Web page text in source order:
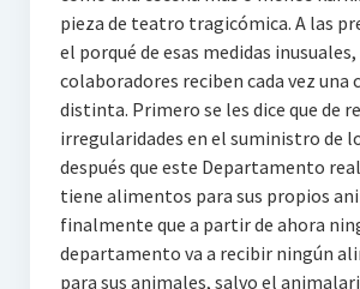
pieza de teatro tragicómica. A las
el porqué de esas medidas
colaboradores reciben cada vez una
distinta. Primero se les dice que de
irregularidades en el suministro de
después que este Departamento
tiene alimentos para sus propios
finalmente que a partir de ahora
departamento va a recibir ningún
para sus animales, salvo el